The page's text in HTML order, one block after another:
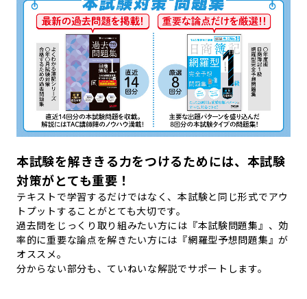
本試験を解ききる力をつけるためには、本試験
対策がとても重要！
テキストで学習するだけではなく、本試験と同じ形式でアウ
トプットすることがとても大切です。
過去問をじっくり取り組みたい方には『本試験問題集』、効
率的に重要な論点を解きたい方には『網羅型予想問題集』が
オススメ。
分からない部分も、ていねいな解説でサポートします。